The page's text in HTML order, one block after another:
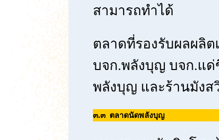
สามารถทำได้
ตลาดที่รองรับผลผลิ
บจก.พลังบุญ บจก.แ
พลังบุญ และร้านมังส
๓.๓ ตลาดนัดพลังบุญ